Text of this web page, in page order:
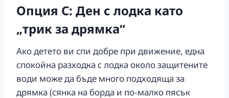
Опция C: Ден с лодка като
„трик за дрямка“
Ако детето ви спи добре при движение, една
спокойна разходка с лодка около защитените
води може да бъде много подходяща за
дрямка (сянка на борда и по‑малко пясък